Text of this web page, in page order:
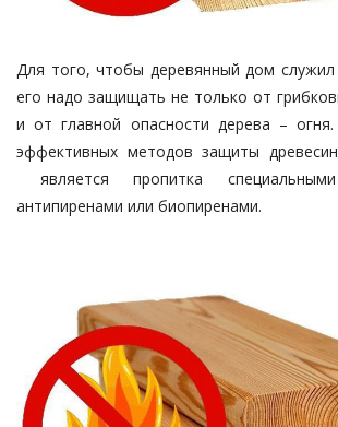
Для того, чтобы деревянный дом
его надо защищать не только от
и от главной опасности дерева –
эффективных методов защиты
является пропитка
антипиренами или биопиренами.